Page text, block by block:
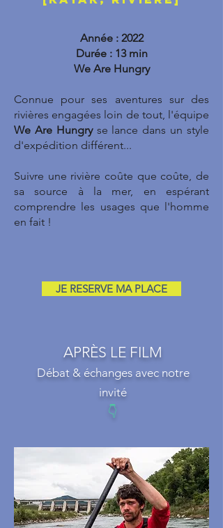
Année : 2022
Durée : 13 min
We Are Hungry
Connue pour ses aventures sur des
rivières engagées loin de tout, l'équipe
We Are Hungry se lance dans un style
d'expédition différent...
Suivre une rivière coûte que coûte, de
sa source à la mer, en espérant
comprendre les usages que l'homme
en fait !
JE RESERVE MA PLACE
APRÈS LE FILM
Débat & échanges avec notre
invité
👇